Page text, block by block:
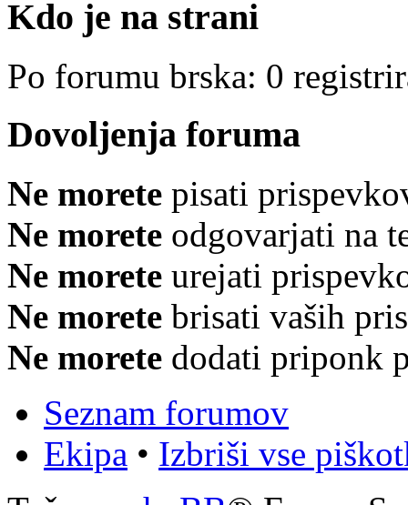
Kdo je na strani
Po forumu brska: 0
Dovoljenja foruma
Ne morete pisati
Ne morete odgovarjati na
Ne morete urejati
Ne morete brisati vaših
Ne morete dodati priponk
Seznam forumov
Ekipa • Izbriši vse